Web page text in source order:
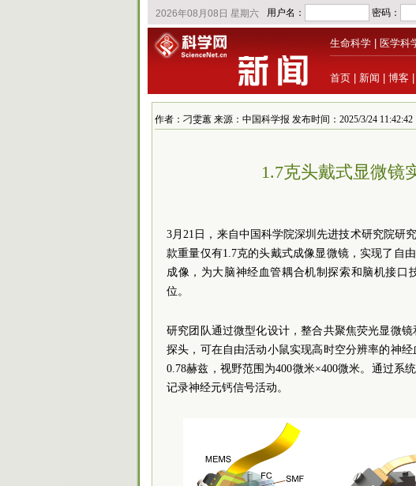
生命科学 医学科
首页 新闻 博客
作者：刁雯蕙 来源：中国科学报 发布时间：2025/3/24 11:42:42
1.7克头戴式显微镜
3月21日，来自中国 科学院深圳先进技术研究院研
款重量仅有1.7克的头戴式成像显微镜，实现了自
成像，为大脑神经血管耦合机制探索和脑机接
位。
研究团队通过微型化设计，整合共聚焦荧光显微
探头，可在自由活动小鼠实现高时空分辨率的神
0.78赫兹，视野范围为400微米×400微米。通过系
记录神经元钙信号活动。